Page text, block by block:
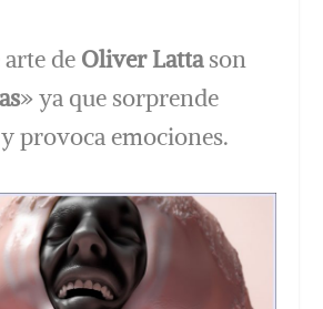
arte de Oliver Lattason
» ya que sorprende
provoca emociones.